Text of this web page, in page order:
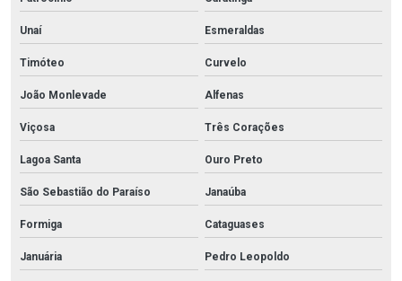
Unaí Esmeraldas
Timóteo Curvelo
João Monlevade Alfenas
Viçosa Três Corações
Lagoa Santa Ouro Preto
São Sebastião do Paraíso Janaúba
Formiga Cataguases
Januária Pedro Leopoldo